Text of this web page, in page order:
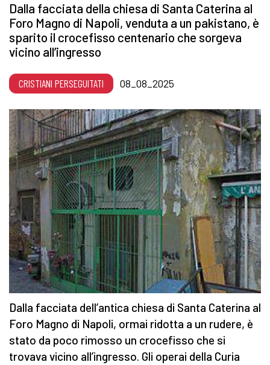
Dalla facciata della chiesa di Santa Caterina al
Foro Magno di Napoli, venduta a un pakistano, è
sparito il crocefisso centenario che sorgeva
vicino all’ingresso
CRISTIANI PERSEGUITATI 08_08_2025
Dalla facciata dell’antica chiesa di Santa Caterina al
Foro Magno di Napoli, ormai ridotta a un rudere, è
stato da poco rimosso un crocefisso che si
trovava vicino all’ingresso. Gli operai della Curia